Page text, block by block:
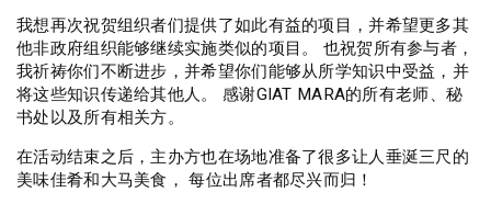
我想再次祝贺组织者们提供了如此有益的项目，并希望更多其
他非政府组织能够继续实施类似的项目。 也祝贺所有参与者，
我祈祷你们不断进步，并希望你们能够从所学知识中受益，并
将这些知识传递给其他人。 感谢GIAT MARA的所有老师、秘
书处以及所有相关方。
在活动结束之后，主办方也在场地准备了很多让人垂涎三尺的
美味佳肴和大马美食， 每位出席者都尽兴而归！